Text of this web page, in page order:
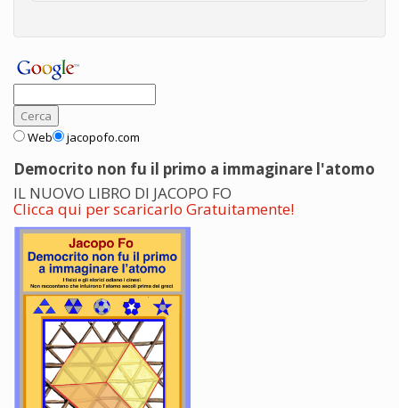
Web jacopofo.com
Democrito non fu il primo a immaginare l'atomo
IL NUOVO LIBRO DI JACOPO FO
Clicca qui per scaricarlo Gratuitamente!